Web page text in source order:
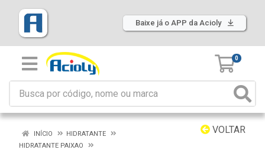
Baixe já o APP da Acioly
0
VOLTAR
INÍCIO
HIDRATANTE
HIDRATANTE PAIXAO